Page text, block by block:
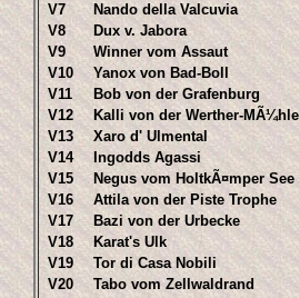
V7
Nando della Valcuvia
V8
Dux v. Jabora
V9
Winner vom Assaut
V10
Yanox von Bad-Boll
V11
Bob von der Grafenburg
V12
Kalli von der Werther-MÃ¼hle
V13
Xaro d' Ulmental
V14
Ingodds Agassi
V15
Negus vom HoltkÃ¤mper See
V16
Attila von der Piste Trophe
V17
Bazi von der Urbecke
V18
Karat's Ulk
V19
Tor di Casa Nobili
V20
Tabo vom Zellwaldrand